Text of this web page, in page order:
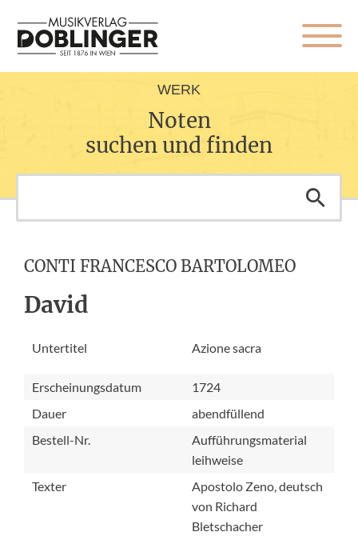
WERK
Noten
suchen und finden
CONTI FRANCESCO BARTOLOMEO
David
Untertitel Azione sacra
Erscheinungsdatum
1724
Dauer
abendfüllend
Bestell-Nr.
Aufführungsmaterial
leihweise
Texter
Apostolo Zeno, deutsch
von Richard
Bletschacher